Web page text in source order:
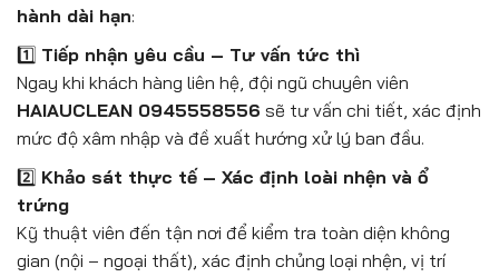
hành dài hạn:
1️⃣ Tiếp nhận yêu cầu – Tư vấn tức thì
Ngay khi khách hàng liên hệ, đội ngũ chuyên viên
HAIAUCLEAN 0945558556 sẽ tư vấn chi tiết, xác định
mức độ xâm nhập và đề xuất hướng xử lý ban đầu.
2️⃣ Khảo sát thực tế – Xác định loài nhện và ổ
trứng
Kỹ thuật viên đến tận nơi để kiểm tra toàn diện không
gian (nội – ngoại thất), xác định chủng loại nhện, vị trí